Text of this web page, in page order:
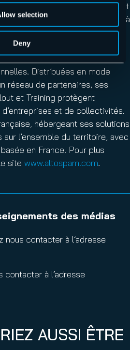
selection
Deny
par la société d’investissement
dont le siège social est situé à
en cybersécurité des
depuis plus de 20
de sécurisation des
Distribuées en mode
réseau de partenaires, ses
et Training protègent
d’entreprises et de collectivités.
hébergeant ses solutions
l’ensemble du territoire, avec
en France. Pour plus
site www.altospam.com.
des médias
nous contacter à l’adresse
contacter à l’adresse
AUSSI ÊTRE